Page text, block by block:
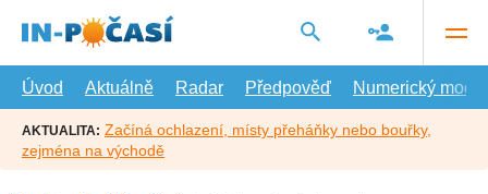
hlavní
Úvod
Aktuálně Radar Předpověď Numerický model
AKTUALITA: Začíná ochlazení, místy přeháňky nebo bouřky,
zejména na východě